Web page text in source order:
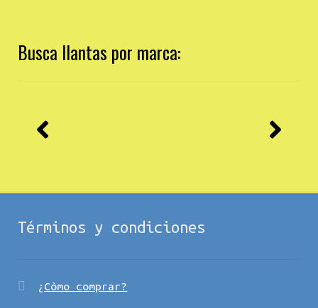
Busca llantas por marca:
Términos y condiciones
¿Còmo comprar?